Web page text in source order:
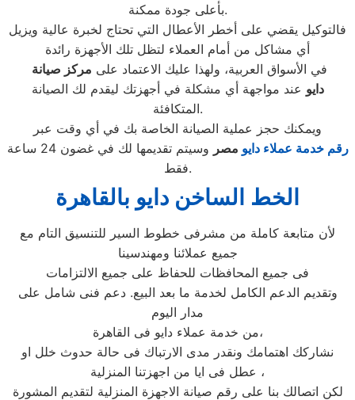
بأعلى جودة ممكنة.
فالتوكيل يقضي على أخطر الأعطال التي تحتاج لخبرة عالية ويزيل
أي مشاكل من أمام العملاء لتظل تلك الأجهزة رائدة
في الأسواق العربية، ولهذا عليك الاعتماد على مركز صيانة
دايو عند مواجهة أي مشكلة في أجهزتك ليقدم لك الصيانة
المتكافئة.
ويمكنك حجز عملية الصيانة الخاصة بك في أي وقت عبر
رقمخدمة عملاء دايو مصر
وسيتم تقديمها لك في غضون 24 ساعة
فقط.
الخط الساخن دايو بالقاهرة
لأن متابعة كاملة من مشرفى خطوط السير للتنسيق التام مع
جميع عملائنا ومهندسينا
فى جميع المحافظات للحفاظ على جميع الالتزامات
وتقديم الدعم الكامل لخدمة ما بعد البيع. دعم فنى شامل على
مدار اليوم
من خدمة عملاء دايو فى القاهرة،
نشاركك اهتمامك ونقدر مدى الارتباك فى حالة حدوث خلل او
عطل فى ايا من اجهزتنا المنزلية ،
لكن اتصالك بنا على رقم صيانة الاجهزة المنزلية لتقديم المشورة